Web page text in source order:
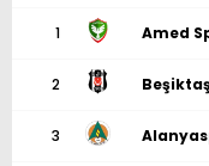
1 Amed
2
3